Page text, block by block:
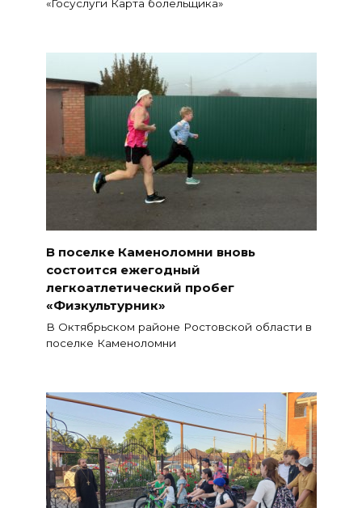
«Госуслуги Карта болельщика»
В поселке Каменоломни вновь
состоится ежегодный
легкоатлетический пробег
«Физкультурник»
В Октябрьском районе Ростовской области в
поселке Каменоломни